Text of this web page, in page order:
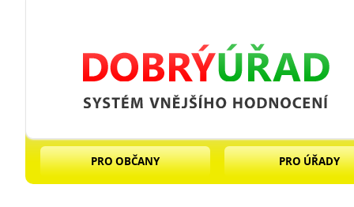
PRO OBČANY PRO ÚŘADY